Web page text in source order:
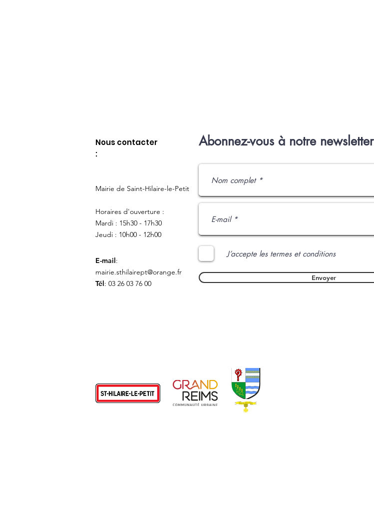
Nous contacter
:
Mairie de Saint-Hilaire-le-Petit
Horaires d'ouverture :
Mardi : 15h30 - 17h30
Jeudi : 10h00 - 12h00
E-mail:
mairie.sthilairept@orange.fr
Tél: 03 26 03 76 00
Abonnez-vous à notre newsletter
J’accepte les termes et conditions
Envoyer